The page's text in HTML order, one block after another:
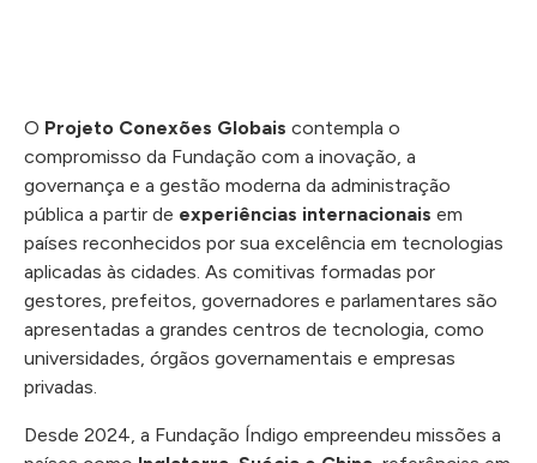
O Projeto Conexões Globais contempla o
compromisso da Fundação com a inovação, a
governança e a gestão moderna da administração
pública a partir de experiências internacionais em
países reconhecidos por sua excelência em tecnologias
aplicadas às cidades. As comitivas formadas por
gestores, prefeitos, governadores e parlamentares são
apresentadas a grandes centros de tecnologia, como
universidades, órgãos governamentais e empresas
privadas.
Desde 2024, a Fundação Índigo empreendeu missões a